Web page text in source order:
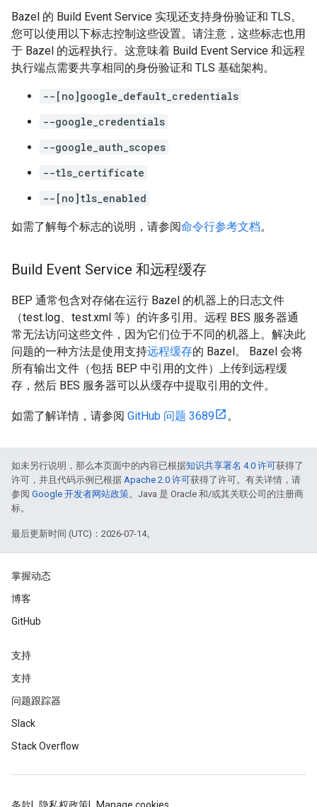
Bazel 的 Build Event Service 实现还支持身份验证和 TLS。
您可以使用以下标志控制这些设置。请注意，这些标志也用
于 Bazel 的远程执行。这意味着 Build Event Service 和远程
执行端点需要共享相同的身份验证和 TLS 基础架构。
--[no]google_default_credentials
--google_credentials
--google_auth_scopes
--tls_certificate
--[no]tls_enabled
如需了解每个标志的说明，请参阅命令行参考文档。
Build Event Service 和远程缓存
BEP 通常包含对存储在运行 Bazel 的机器上的日志文件
（test.log、test.xml 等）的许多引用。远程 BES 服务器通
常无法访问这些文件，因为它们位于不同的机器上。解决此
问题的一种方法是使用支持远程缓存的 Bazel。 Bazel 会将
所有输出文件（包括 BEP 中引用的文件）上传到远程缓
存，然后 BES 服务器可以从缓存中提取引用的文件。
如需了解详情，请参阅 GitHub 问题 3689 。
如未另行说明，那么本页面中的内容已根据知识共享署名 4.0 许可获得了
许可，并且代码示例已根据 Apache 2.0 许可获得了许可。有关详情，请
参阅 Google 开发者网站政策。Java 是 Oracle 和/或其关联公司的注册商
标。
最后更新时间 (UTC)：2026-07-14。
掌握动态
博客
GitHub
支持
支持
问题跟踪器
Slack
Stack Overflow